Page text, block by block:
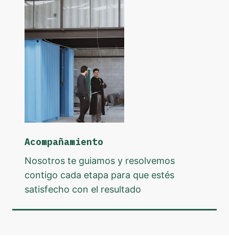
Acompañamiento
Nosotros te guiamos y resolvemos
contigo cada etapa para que estés
satisfecho con el resultado